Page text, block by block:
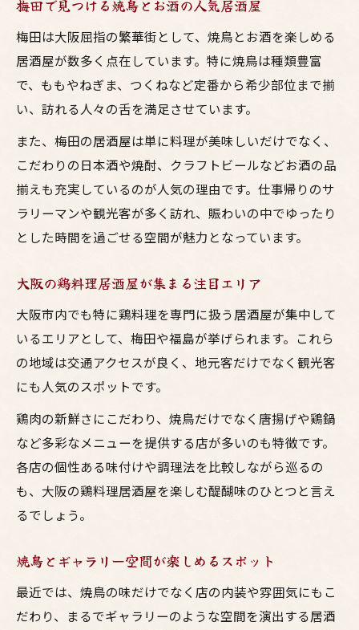
梅田で見つける焼鳥とお酒の人気居酒屋
梅田は大阪屈指の繁華街として、焼鳥とお酒を楽しめる
居酒屋が数多く点在しています。特に焼鳥は種類豊富
で、ももやねぎま、つくねなど定番から希少部位まで揃
い、訪れる人々の舌を満足させています。
また、梅田の居酒屋は単に料理が美味しいだけでなく、
こだわりの日本酒や焼酎、クラフトビールなどお酒の品
揃えも充実しているのが人気の理由です。仕事帰りのサ
ラリーマンや観光客が多く訪れ、賑わいの中でゆったり
とした時間を過ごせる空間が魅力となっています。
大阪の鶏料理居酒屋が集まる注目エリア
大阪市内でも特に鶏料理を専門に扱う居酒屋が集中して
いるエリアとして、梅田や福島が挙げられます。これら
の地域は交通アクセスが良く、地元客だけでなく観光客
にも人気のスポットです。
鶏肉の新鮮さにこだわり、焼鳥だけでなく唐揚げや鶏鍋
など多彩なメニューを提供する店が多いのも特徴です。
各店の個性ある味付けや調理法を比較しながら巡るの
も、大阪の鶏料理居酒屋を楽しむ醍醐味のひとつと言え
るでしょう。
焼鳥とギャラリー空間が楽しめるスポット
最近では、焼鳥の味だけでなく店の内装や雰囲気にもこ
だわり、まるでギャラリーのような空間を演出する居酒